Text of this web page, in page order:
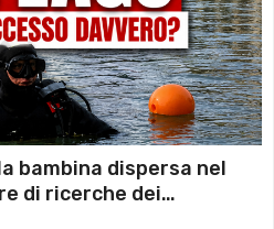
bambina dispersa nel
di ricerche dei